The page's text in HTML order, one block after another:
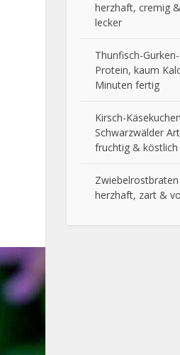
herzhaft, cremig
lecker
Thunfisch-
Protein, kaum
Minuten fertig
Kirsch-
Schwarzwälder
fruchtig & köstlich
herzhaft, zart &